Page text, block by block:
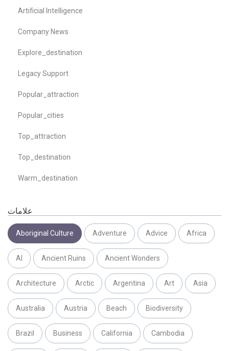
Artificial Intelligence
Company News
Explore_destination
Legacy Support
Popular_attraction
Popular_cities
Top_attraction
Top_destination
Warm_destination
علامات
Aboriginal Culture Adventure Advice Africa
AI Ancient Ruins Ancient Wonders
Architecture Arctic Argentina Art Asia
Australia Austria Beach Biodiversity
Brazil Business California Cambodia